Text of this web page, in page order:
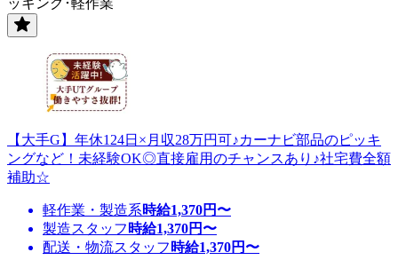
【大手G】年休124日×月収28万円可♪カーナビ部品のピッキ
ングなど！未経験OK◎直接雇用のチャンスあり♪社宅費全額
補助☆
軽作業・製造系時給1,370円〜
製造スタッフ 時給1,370円〜
配送・物流スタッフ 時給1,370円〜